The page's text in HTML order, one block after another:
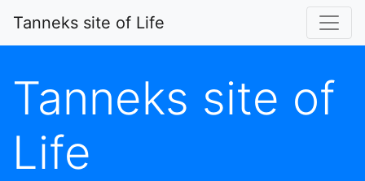
Tanneks site of Life
Tanneks site of
Life